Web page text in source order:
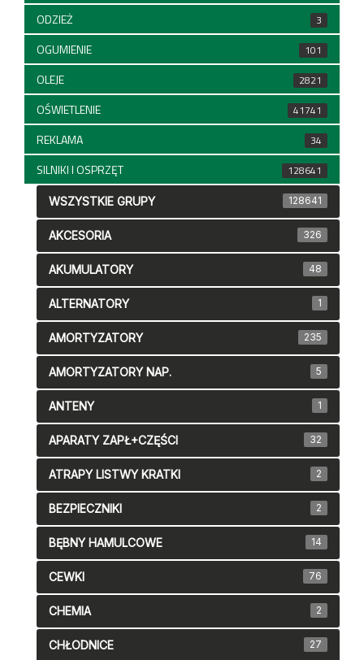
ODZIEŻ 3
OGUMIENIE 101
OLEJE 2821
OŚWIETLENIE 41741
REKLAMA 34
SILNIKI I OSPRZĘT 128641
WSZYSTKIE GRUPY 128641
AKCESORIA 326
AKUMULATORY 48
ALTERNATORY 1
AMORTYZATORY 235
AMORTYZATORY NAP. 5
ANTENY 1
APARATY ZAPŁ+CZĘŚCI 32
ATRAPY LISTWY KRATKI 2
BEZPIECZNIKI 2
BĘBNY HAMULCOWE 14
CEWKI 76
CHEMIA 2
CHŁODNICE 27